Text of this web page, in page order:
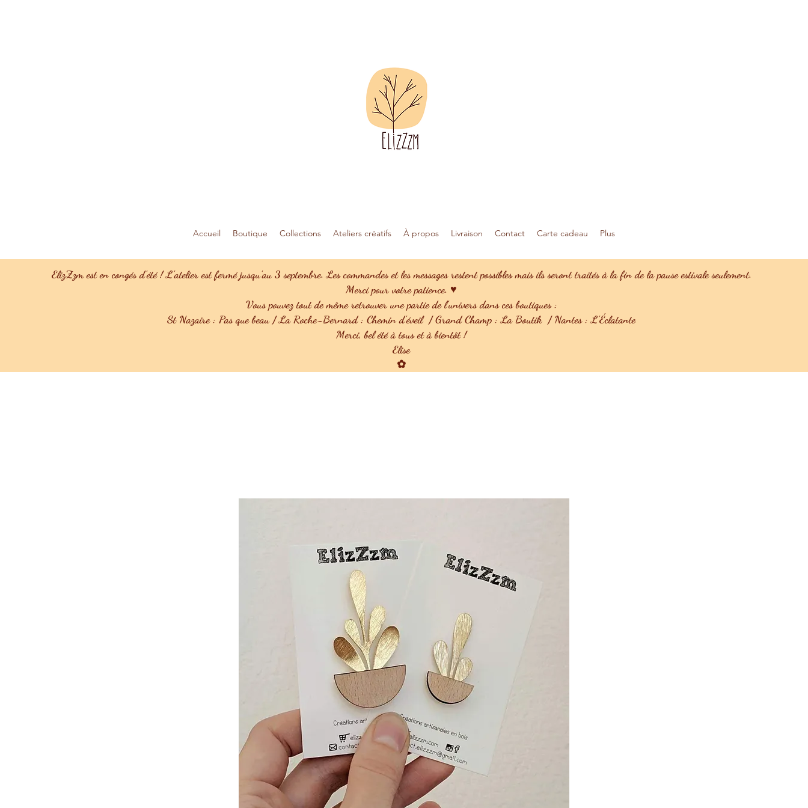
Accueil Boutique Collections Ateliers créatifs À propos Livraison Contact Carte cadeau Plus
ElizZzm est en congés d'été ! L'atelier est fermé jusqu'au 3 septembre. Les commandes et les messages restent possibles mais ils seront traités à la fin de la pause estivale seulement.
Merci pour votre patience. ♥
Vous pouvez tout de même retrouver une partie de l'univers dans ces boutiques :
St Nazaire : Pas que beau / La Roche-Bernard : Chemin d'éveil / Grand Champ : La Boutik / Nantes : L'Éclatante
Merci, bel été à tous et à bientôt !
Elise
✿